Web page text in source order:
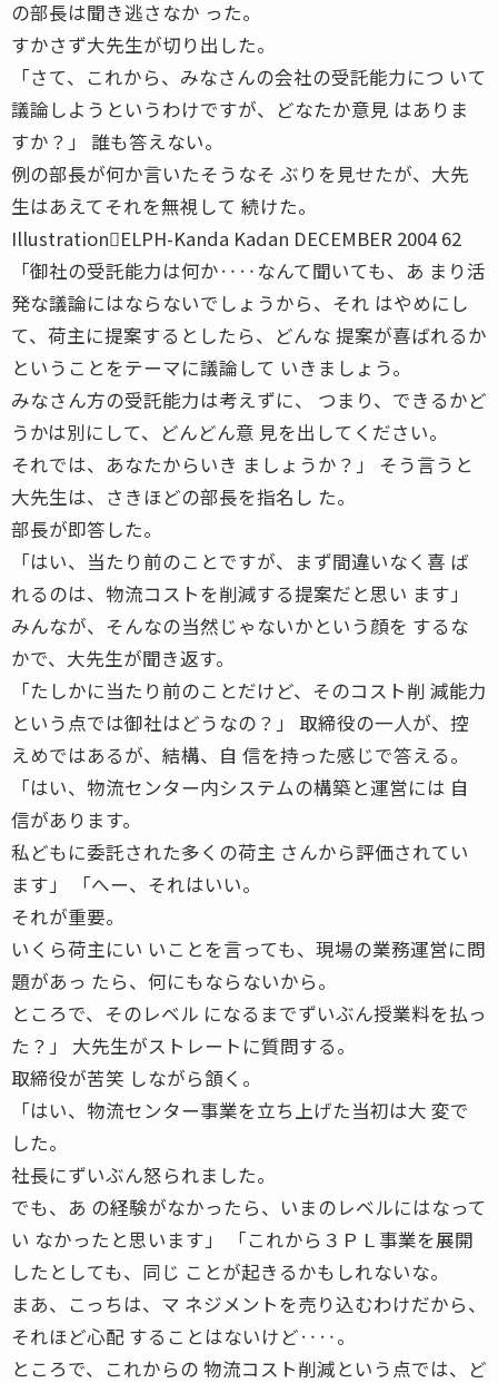
の部長は聞き逃さなか った。
すかさず大先生が切り出した。
「さて、これから、みなさんの会社の受託能力につ いて
議論しようというわけですが、どなたか意見 はありま
すか？」 誰も答えない。
例の部長が何か言いたそうなそ ぶりを見せたが、大先
生はあえてそれを無視して 続けた。
Illustration􀀀ELPH-Kanda Kadan DECEMBER 2004 62
「御社の受託能力は何か‥‥なんて聞いても、あ まり活
発な議論にはならないでしょうから、それ はやめにし
て、荷主に提案するとしたら、どんな 提案が喜ばれるか
ということをテーマに議論して いきましょう。
みなさん方の受託能力は考えずに、 つまり、できるかど
うかは別にして、どんどん意 見を出してください。
それでは、あなたからいき ましょうか？」 そう言うと
大先生は、さきほどの部長を指名し た。
部長が即答した。
「はい、当たり前のことですが、まず間違いなく喜 ば
れるのは、物流コストを削減する提案だと思い ます」
みんなが、そんなの当然じゃないかという顔を するな
かで、大先生が聞き返す。
「たしかに当たり前のことだけど、そのコスト削 減能力
という点では御社はどうなの？」 取締役の一人が、控
えめではあるが、結構、自 信を持った感じで答える。
「はい、物流センター内システムの構築と運営には 自
信があります。
私どもに委託された多くの荷主 さんから評価されてい
ます」 「へー、それはいい。
それが重要。
いくら荷主にい いことを言っても、現場の業務運営に問
題があっ たら、何にもならないから。
ところで、そのレベル になるまでずいぶん授業料を払っ
た？」 大先生がストレートに質問する。
取締役が苦笑 しながら頷く。
「はい、物流センター事業を立ち上げた当初は大 変で
した。
社長にずいぶん怒られました。
でも、あ の経験がなかったら、いまのレベルにはなって
い なかったと思います」 「これから３ＰＬ事業を展開
したとしても、同じ ことが起きるかもしれないな。
まあ、こっちは、マ ネジメントを売り込むわけだから、
それほど心配 することはないけど‥‥。
ところで、これからの 物流コスト削減という点では、ど